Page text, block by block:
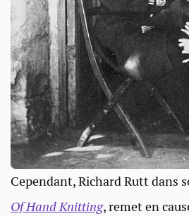
Cependant, Richard Rutt dans
Of Hand Knitting, remet en